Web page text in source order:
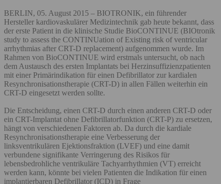
BERLIN, 05. August 2015 – BIOTRONIK, ein führender
Hersteller kardiovaskulärer Medizintechnik gab heute bekannt, dass
der erste Patient in die klinische Studie BioCONTINUE (BIOtronik
study to assess the CONTINUation of Existing risk of ventricular
arrhythmias after CRT-D replacement) aufgenommen wurde. Im
Rahmen von BioCONTINUE wird erstmals untersucht, ob nach
dem Austausch des ersten Implantats bei Herzinsuffizienzpatienten
mit einer Primärindikation für einen Defibrillator zur kardialen
Resynchronisationstherapie (CRT-D) in allen Fällen weiterhin ein
CRT-D eingesetzt werden sollte.
Die Entscheidung, einen CRT-D durch einen anderen CRT-D oder
ein CRT-Implantat ohne Defibrillatorfunktion (CRT-P) zu ersetzen,
hängt von verschiedenen Faktoren ab. Da durch die kardiale
Resynchronisationstherapie eine Verbesserung der
linksventrikulären Ejektionsfraktion (LVEF) und eine damit
verbundene signifikante Verringerung des Risikos für
lebensbedrohliche ventrikuläre Tachyarrhythmien (VT) erreicht
werden kann, könnte bei vielen Patienten die Indikation für einen
implantierbaren Defibrillator (ICD) in Frage